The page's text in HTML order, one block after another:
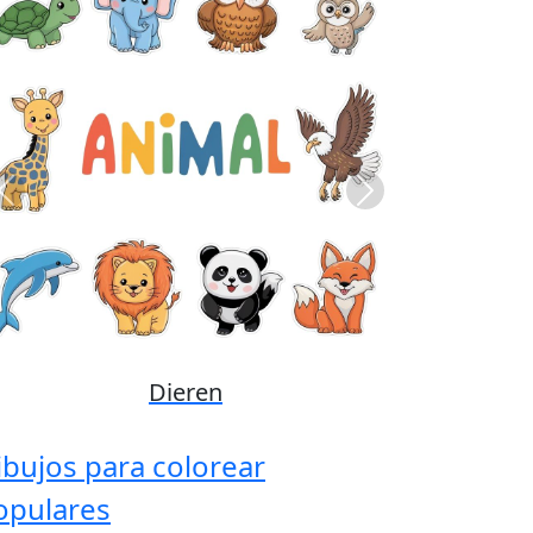
Disney
Previous Next
para colorear